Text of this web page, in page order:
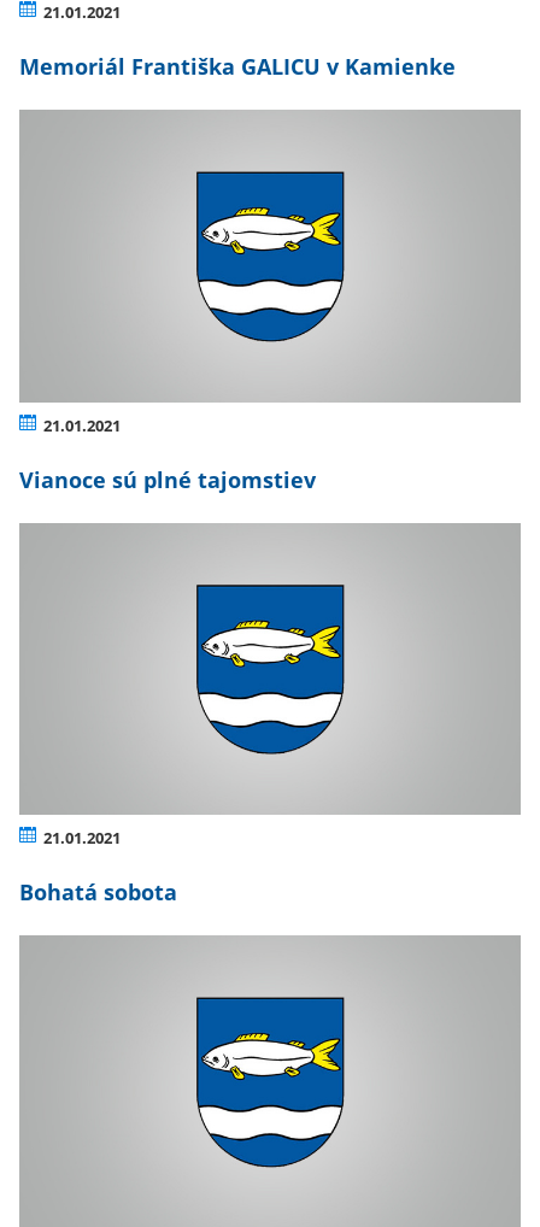
21.01.2021
Memoriál Františka GALICU v Kamienke
21.01.2021
Vianoce sú plné tajomstiev
21.01.2021
Bohatá sobota